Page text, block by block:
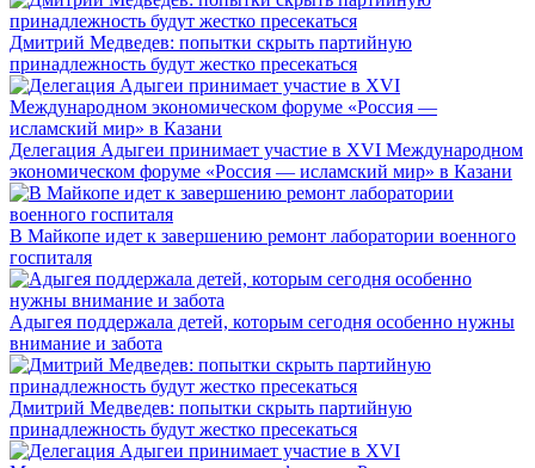
Дмитрий Медведев: попытки скрыть партийную
принадлежность будут жестко пресекаться
Делегация Адыгеи принимает участие в XVI Международном
экономическом форуме «Россия — исламский мир» в Казани
В Майкопе идет к завершению ремонт лаборатории военного
госпиталя
Адыгея поддержала детей, которым сегодня особенно нужны
внимание и забота
Дмитрий Медведев: попытки скрыть партийную
принадлежность будут жестко пресекаться